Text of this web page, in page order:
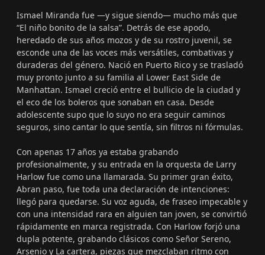
Ismael Miranda fue —y sigue siendo— mucho más que
“El niño bonito de la salsa”. Detrás de ese apodo,
heredado de sus años mozos y de su rostro juvenil, se
esconde una de las voces más versátiles, combativas y
duraderas del género. Nació en Puerto Rico y se trasladó
muy pronto junto a su familia al Lower East Side de
Manhattan. Ismael creció entre el bullicio de la ciudad y
el eco de los boleros que sonaban en casa. Desde
adolescente supo que lo suyo no era seguir caminos
seguros, sino cantar lo que sentía, sin filtros ni fórmulas.
Con apenas 17 años ya estaba grabando
profesionalmente, y su entrada en la orquesta de Larry
Harlow fue como una llamarada. Su primer gran éxito,
Abran paso, fue toda una declaración de intenciones:
llegó para quedarse. Su voz aguda, de fraseo impecable y
con una intensidad rara en alguien tan joven, se convirtió
rápidamente en marca registrada. Con Harlow forjó una
dupla potente, grabando clásicos como Señor Sereno,
Arsenio y La cartera, piezas que mezclaban ritmo con